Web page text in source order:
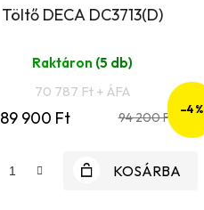
Töltő DECA DC3713(D)
Raktáron (5 db)
70 787 Ft + ÁFA
89 900 Ft 94 200 Ft
–4 %
KOSÁRBA